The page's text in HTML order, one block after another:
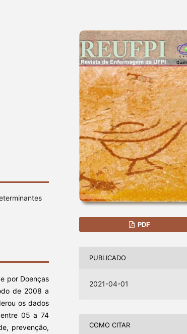
por Doenças
de 2008 a
os dados
entre 05 a 74
prevenção,
PDF
PUBLICADO
2021-04-01
COMO CITAR